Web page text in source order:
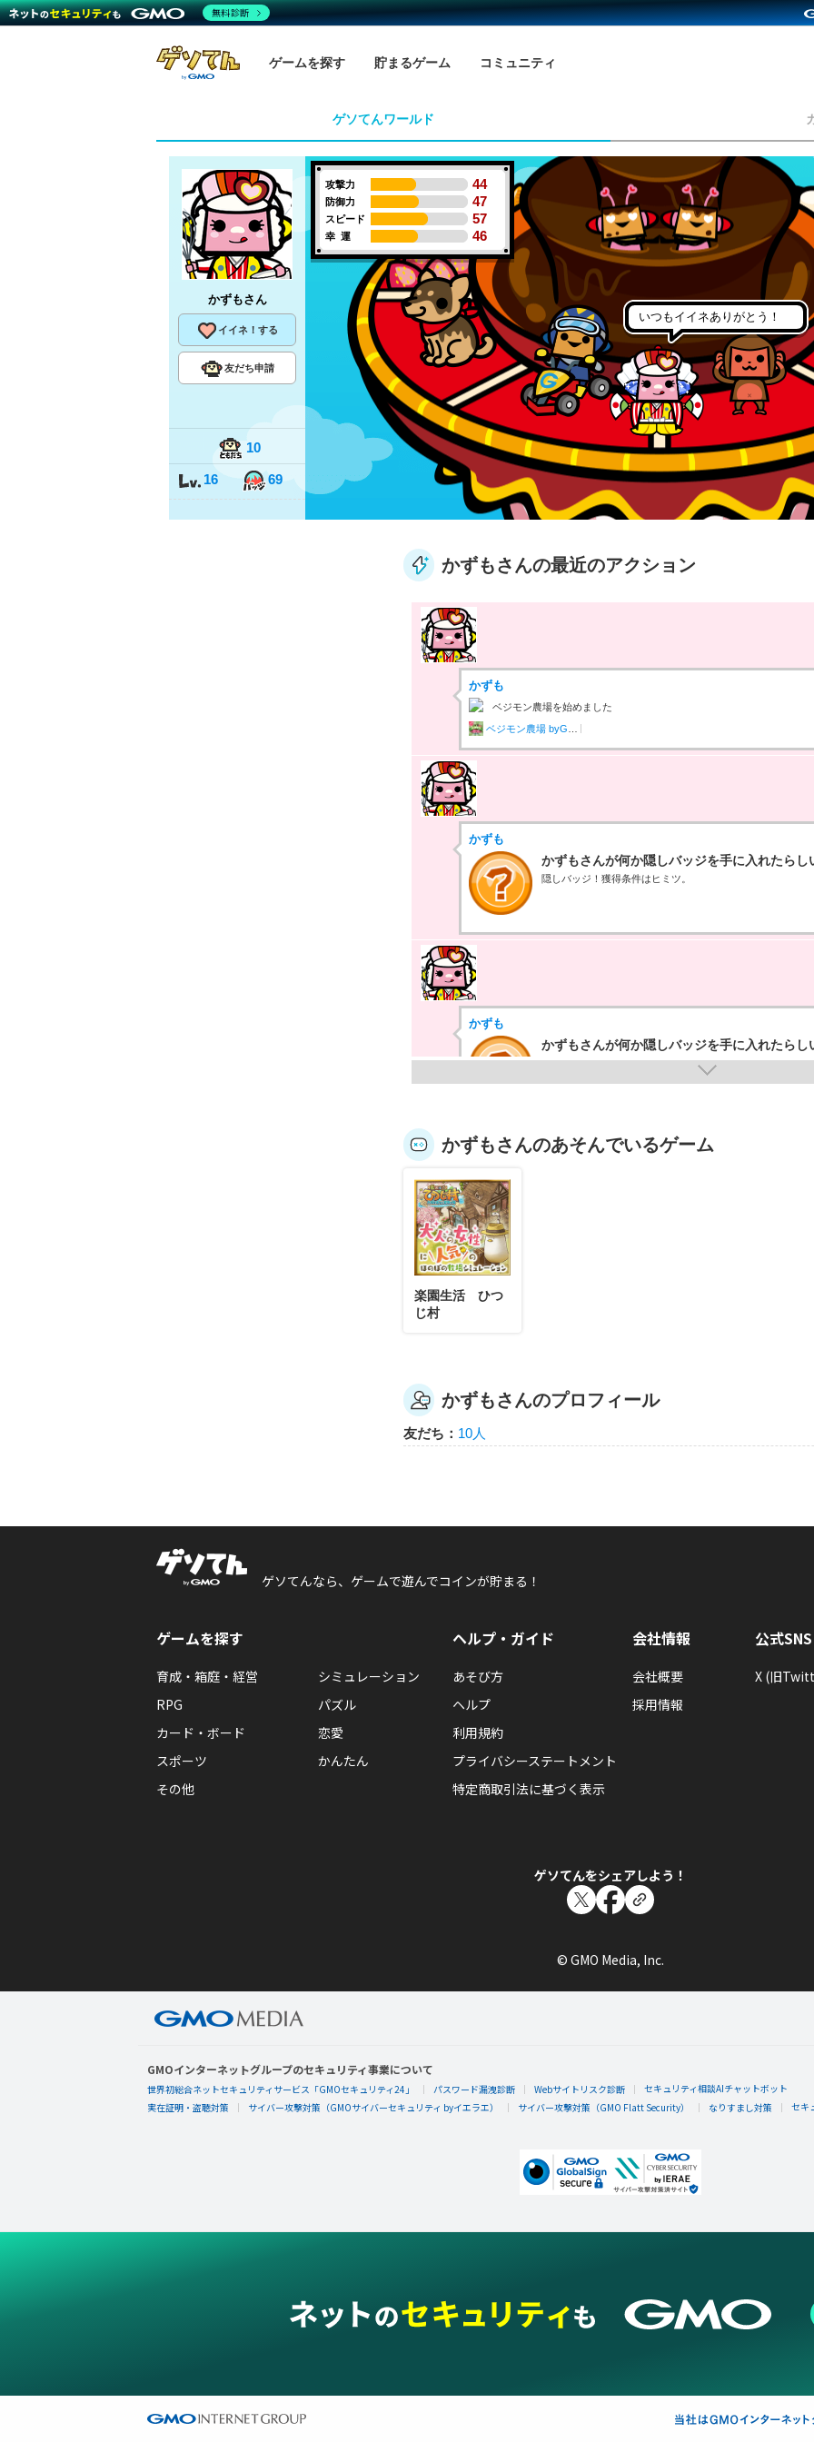
ゲームを探す 貯まるゲーム コミュニティ
ゲソてんワールド
かずもさん
イイネ！する
友だち申請
10
16 69
攻撃力 44
防御力 47
スピード 57
幸 運 46
いつもイイネありがとう！
かずもさんの最近のアクション
かずも
ベジモン農場を始めました
ベジモン農場 byGMO
かずも
かずもさんが何か隠しバッジを手に入れたらし
隠しバッジ！獲得条件はヒミツ。
かずも
かずもさんが何か隠しバッジを手に入れたらし
隠しバッジ！獲得条件はヒミツ。
かずも
かずも
かずもさんが「キズナレベル ２０ × ３人」バ
かずも
みたら、きっと斬新な宇宙船ができるはず。また一歩宇宙に
かずも
かずもさんが「スターを１００回使った」バッ
かずもさんが「はじめての陰陽の道」バッジを
かずもさんが「はじめての千年勇者」バッジを
千年勇者をはじめてあそんだらもらえるエネルギーバッジ。
かずも
かずもさんのあそんでいるゲーム
楽園生活 ひつ
じ村
かずもさんのプロフィール
友だち： 10人
ゲソてんなら、ゲームで遊んでコインが貯まる！
ゲームを探す
育成・箱庭・経営
シミュレーション
RPG
パズル
カード・ボード
恋愛
スポーツ
かんたん
その他
ヘルプ・ガイド
あそび方
ヘルプ
利用規約
プライバシーステートメント
特定商取引法に基づく表示
会社情報
会社概要
採用情報
公式SNS
X (旧
ゲソてんをシェアしよう！
© GMO Media, Inc.
GMOインターネットグループのセキュリティ事業について
世界初総合ネットセキュリティサービス「GMOセキュリティ24」 パスワード漏洩診断 Webサイトリスク診断
セキュリティ相談AIチャットボット
実在証明・盗聴対策
サイバー攻撃対策（GMOサイバーセキュリティ byイエラエ） サイバー攻撃対策（GMO Flatt Security） なりすまし対策 セキ
無料診断